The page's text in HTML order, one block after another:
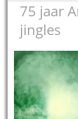
75 jaar
jingles